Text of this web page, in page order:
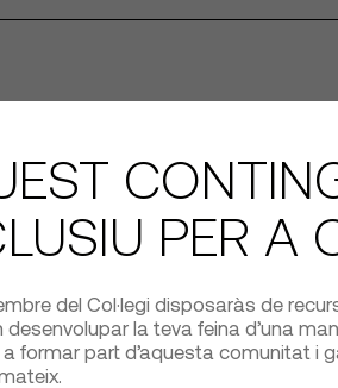
PER A
del Col·legi disposaràs de
desenvolupar la teva feina d’una
formar part d’aquesta comunitat i